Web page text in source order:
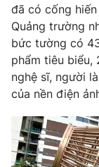
VTV Sức khoẻ
Thị trường
VTV9
đã có cống
Quảng trường
bức tường có
phẩm tiêu biểu,
nghệ sĩ, người
của nền điện